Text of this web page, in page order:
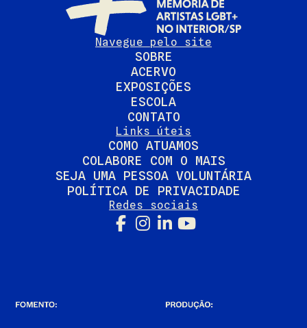
Navegue pelo site
SOBRE
ACERVO
EXPOSIÇÕES
ESCOLA
CONTATO
Links úteis
COMO ATUAMOS
COLABORE COM O MAIS
SEJA UMA PESSOA VOLUNTÁRIA
POLÍTICA DE PRIVACIDADE
Redes sociais